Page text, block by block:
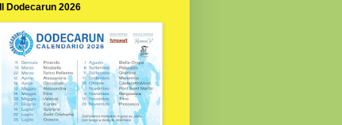
Il Dodecarun 2026